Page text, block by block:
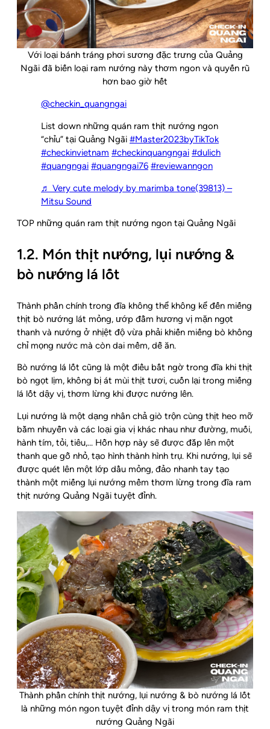
Với loại bánh tráng phơi sương đặc trưng của Quảng
Ngãi đã biến loại ram nướng này thơm ngon và quyến rũ
hơn bao giờ hết
@checkin_quangngai
List down những quán ram thịt nướng ngon
“chỉu” tại Quảng Ngãi #Master2023byTikTok
#checkinvietnam #checkinquangngai #dulich
#quangngai #quangngai76 #reviewanngon
♬ Very cute melody by marimba tone(39813) –
Mitsu Sound
TOP những quán ram thịt nướng ngon tại Quảng Ngãi
1.2. Món thịt nướng, lụi nướng &
bò nướng lá lốt
Thành phần chính trong đĩa không thể không kể đến miếng
thịt bò nướng lát mỏng, ướp đẫm hương vị mặn ngọt
thanh và nướng ở nhịệt độ vừa phải khiến miếng bò không
chỉ mọng nước mà còn dai mềm, dễ ăn.
Bò nướng lá lốt cũng là một điều bất ngờ trong đĩa khi thịt
bò ngọt lịm, không bị át mùi thịt tươi, cuốn lại trong miếng
lá lốt dậy vị, thơm lừng khi được nướng lên.
Lụi nướng là một dạng nhân chả giò trộn cùng thịt heo mỡ
bằm nhuyễn và các loại gia vị khác nhau như đường, muối,
hành tím, tỏi, tiêu,… Hỗn hợp này sẽ được đắp lên một
thanh que gỗ nhỏ, tạo hình thành hình trụ. Khi nướng, lụi sẽ
được quét lên một lớp dầu mỏng, đảo nhanh tay tạo
thành một miếng lụi nướng mềm thơm lừng trong đĩa ram
thịt nướng Quảng Ngãi tuyệt đỉnh.
Thành phần chính thịt nướng, lụi nướng & bò nướng lá lốt
là những món ngon tuyệt đỉnh dậy vị trong món ram thịt
nướng Quảng Ngãi